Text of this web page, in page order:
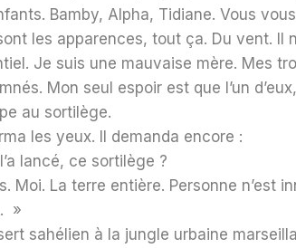
Bamby, Alpha, Tidiane. Vous
les apparences, tout ça. Du vent. Il
Je suis une mauvaise mère. Mes
Mon seul espoir est que l’un
au sortilège.
les yeux. Il demanda encore :
lancé, ce sortilège ?
Moi. La terre entière. Personne n’est
»
sahélien à la jungle urbaine